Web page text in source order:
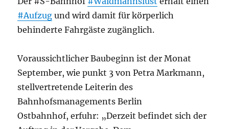
#Aufzug und wird damit für körperlich
behinderte Fahrgäste zugänglich.
Voraussichtlicher Baubeginn ist der Monat
September, wie punkt 3 von Petra Markmann,
stellvertretende Leiterin des
Bahnhofsmanagements Berlin
Ostbahnhof, erfuhr: „Derzeit befindet sich der